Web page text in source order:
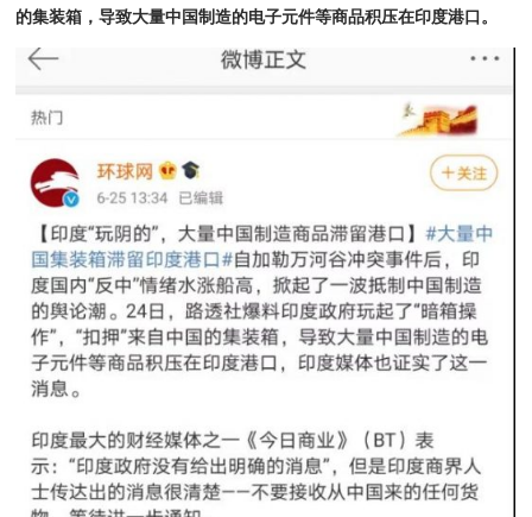
的集装箱，导致大量中国制造的电子元件等商品积压在印度港口。